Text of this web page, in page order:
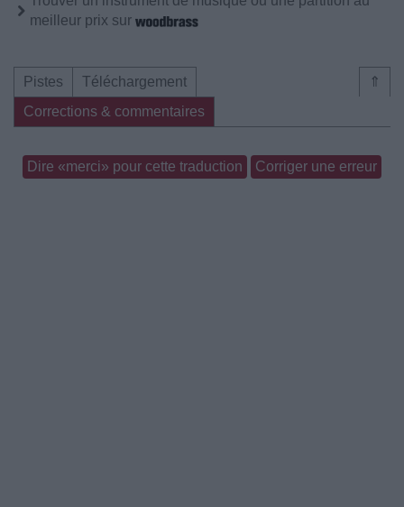
meilleur prix sur
⇑
Pistes
Téléchargement
Corrections & commentaires
Dire «merci» pour cette traduction Corriger une erreur